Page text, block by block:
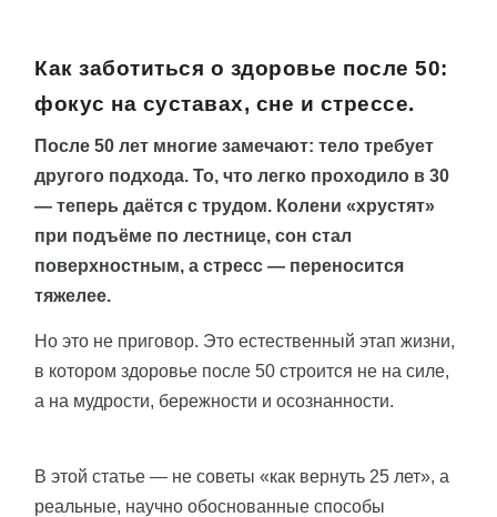
Как заботиться о здоровье после 50:
фокус на суставах, сне и стрессе.
После 50 лет многие замечают: тело требует
другого подхода. То, что легко проходило в 30
— теперь даётся с трудом. Колени «хрустят»
при подъёме по лестнице, сон стал
поверхностным, а стресс — переносится
тяжелее.
Но это не приговор. Это естественный этап жизни,
в котором здоровье после 50 строится не на силе,
а на мудрости, бережности и осознанности.
В этой статье — не советы «как вернуть 25 лет», а
реальные, научно обоснованные способы